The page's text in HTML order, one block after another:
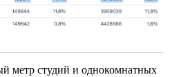
метр студий и однокомнатных